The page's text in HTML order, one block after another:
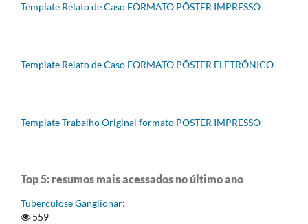
Template Relato de Caso FORMATO PÔSTER IMPRESSO
Template Relato de Caso FORMATO PÔSTER ELETRÔNICO
Template Trabalho Original formato POSTER IMPRESSO
Top 5: resumos mais acessados no último ano
Tuberculose Ganglionar:
559